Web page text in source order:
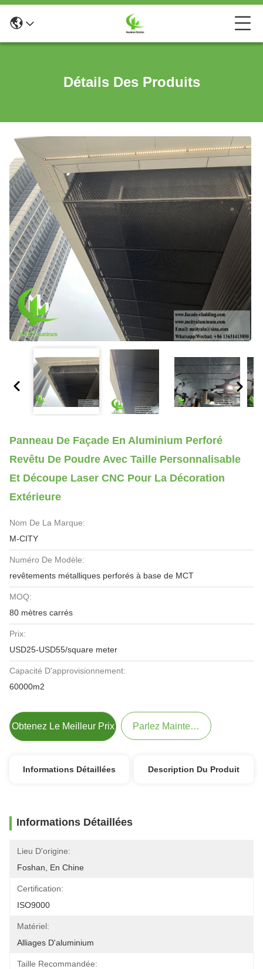
Détails Des Produits
Panneau De Façade En Aluminium Perforé
Revêtu De Poudre Avec Taille Personnalisable
Et Découpe Laser CNC Pour La Décoration
Extérieure
Nom De La Marque:
M-CITY
Numéro De Modèle:
revêtements métalliques perforés à base de MCT
MOQ:
80 mètres carrés
Prix:
USD25-USD55/square meter
Capacité D'approvisionnement:
60000m2
Obtenez Le Meilleur Prix Parlez Maintenant.
Informations Détaillées Description Du Produit
Informations Détaillées
Lieu D'origine:
Foshan, En Chine
Certification:
ISO9000
Matériel:
Alliages D'aluminium
Taille Recommandée: